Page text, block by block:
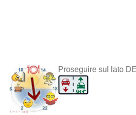
Proseguire sul lato